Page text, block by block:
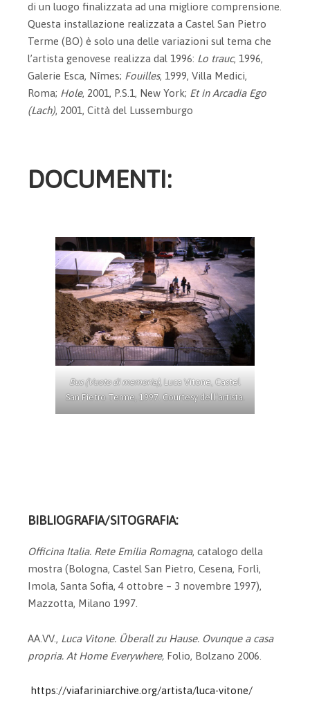
di un luogo finalizzata ad una migliore comprensione.
Questa installazione realizzata a Castel San Pietro
Terme (BO) è solo una delle variazioni sul tema che
l’artista genovese realizza dal 1996: Lo trauc, 1996,
Galerie Esca, Nîmes; Fouilles, 1999, Villa Medici,
Roma; Hole, 2001, P.S.1, New York; Et in Arcadia Ego
(Lach), 2001, Città del Lussemburgo
DOCUMENTI:
Bus (Vuoto di memoria), Luca Vitone, Castel
San Pietro Terme, 1997. Courtesy dell’artista.
BIBLIOGRAFIA/SITOGRAFIA:
Officina Italia. Rete Emilia Romagna, catalogo della
mostra (Bologna, Castel San Pietro, Cesena, Forlì,
Imola, Santa Sofia, 4 ottobre – 3 novembre 1997),
Mazzotta, Milano 1997.
AA.VV., Luca Vitone. Überall zu Hause. Ovunque a casa
propria. At Home Everywhere, Folio, Bolzano 2006.
https://viafariniarchive.org/artista/luca-vitone/